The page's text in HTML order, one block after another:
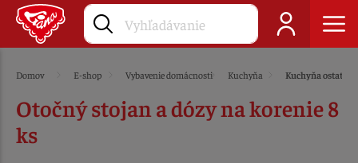
Domov E-shop Vybavenie domácnosti Kuchyňa Kuchyňa ostatné
Otočný stojan a dózy na korenie 8
ks